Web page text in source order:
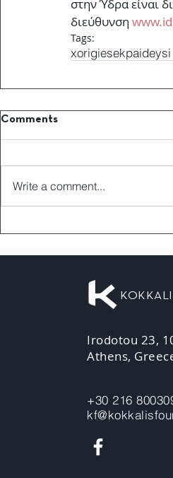
στην Ύδρα είναι
διεύθυνση
Tags:
xorigiesekpaideysi
Comments
Write a comment...
Irodotou 23,
Athens,
+30 216